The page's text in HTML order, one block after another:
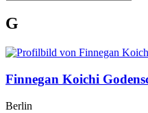
G
Finnegan Koichi
Berlin